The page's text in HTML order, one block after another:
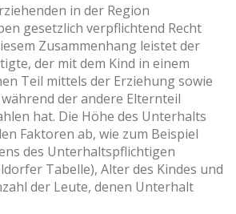
in der Region
gesetzlich verpflichtend Recht
Zusammenhang leistet der
der mit dem Kind in einem
Teil mittels der Erziehung sowie
während der andere Elternteil
hat. Die Höhe des Unterhalts
Faktoren ab, wie zum Beispiel
des Unterhaltspflichtigen
Tabelle), Alter des Kindes und
der Leute, denen Unterhalt